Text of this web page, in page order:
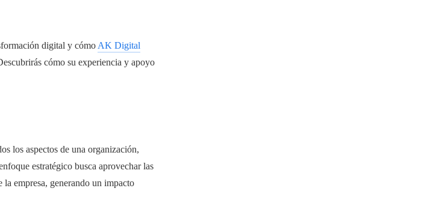
digital y cómo AK Digital
cómo su experiencia y apoyo
los aspectos de una organización,
estratégico busca aprovechar las
empresa, generando un impacto